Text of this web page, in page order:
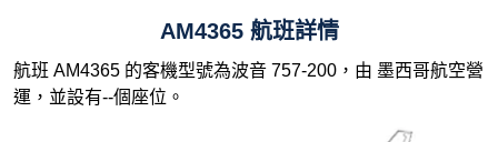
AM4365 航班詳情
航班 AM4365 的客機型號為波音 757-200，由 墨西哥航空營
運，並設有--個座位。